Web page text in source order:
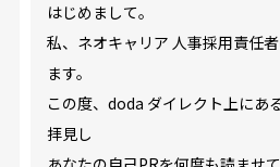
はじめまして。
私、ネオキャリア 人事採用責任
ます。
この度、doda ダイレクト上に
拝見し